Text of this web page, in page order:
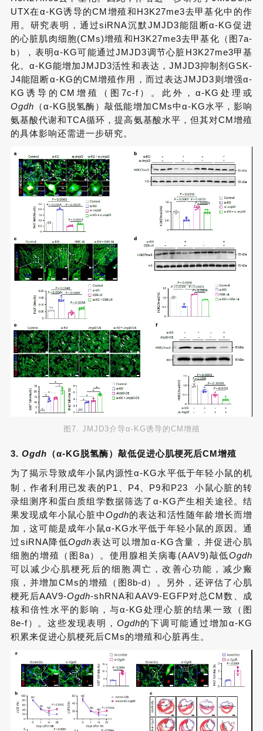
UTX在α-KG诱导的CM增殖和H3K27me3去甲基化中的作
用。研究表明，通过siRNA沉默JMJD3能阻断α-KG促进
的心脏肌肉细胞(CMs)增殖和H3K27me3去甲基化（图7a-
b），表明α-KG可能通过JMJD3调节心脏H3K27me3甲基
化。α-KG能增加JMJD3活性和表达，JMJD3抑制剂GSK-
J4能阻断α-KG的CM增殖作用，而过表达JMJD3则增强α-
KG诱导的CM增殖（图7c-f）。此外，α-KG处理或
Ogdh （α-KG脱氢酶）敲低能增加CMs中α-KG水平，影响
氨基酸代谢和TCA循环，提高氨基酸水平，但其对CM增殖
的具体影响还需进一步研究。
图7. JMJD3介导α-KG诱导的CM增殖
3. Ogdh （α-KG脱氢酶）敲低促进心肌梗死后CM增殖
为了揭示导致成年小鼠内源性α-KG水平低于年轻小鼠的机
制，作者利用已发表的P1、P4、P9和P23
小鼠心脏的转
录组测序和蛋白质组学数据筛选了α-KG产生相关途径。结
果发现成年小鼠心脏中Ogdh的表达和活性随年龄增长而增
加，这可能是成年小鼠α-KG水平低于年轻小鼠的原因。通
过siRNA降低Ogdh表达可以增加α-KG含量，并促进心肌
细胞的增殖（图8a）。使用腺相关病毒(AAV9)敲低Ogdh
可以减少心肌梗死后的细胞凋亡，改善心功能，减少瘢
痕，并增加CMs的增殖（图8b-d）。另外，还评估了心肌
梗死后AAV9-Ogdh-shRNA和AAV9-EGFP对总CM数、成
核和倍性水平的影响，与α-KG处理心脏的结果一致（图
8e-f）。这些发现表明， Ogdh的下调可能通过增加α-KG
积累来促进心肌梗死后CMs的增殖和心脏再生。